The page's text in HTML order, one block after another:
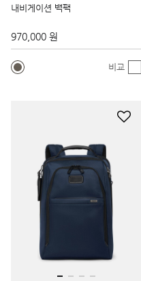
내비게이션 백팩
970,000 원
비교